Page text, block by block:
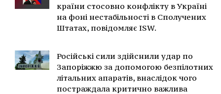
країни стосовно конфлікту в Україні
на фоні нестабільності в Сполучених
Штатах, повідомляє ISW.
Російські сили здійснили удар по
Запоріжжю за допомогою безпілотних
літальних апаратів, внаслідок чого
постраждала критично важлива